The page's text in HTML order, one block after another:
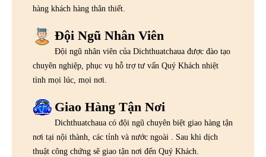
hàng khách hàng thân thiết.
Đội Ngũ Nhân Viên
Đội ngũ nhân viên của Dichthuatchaua được đào tạo
chuyên nghiệp, phục vụ hỗ trợ tư vấn Quý Khách nhiệt
tình mọi lúc, mọi nơi.
Giao Hàng Tận Nơi
Dichthuatchaua có đội ngũ chuyên biệt giao hàng tận
nơi tại nội thành, các tỉnh và nước ngoài . Sau khi dịch
thuật công chứng sẽ giao tận nơi đến Quý Khách.